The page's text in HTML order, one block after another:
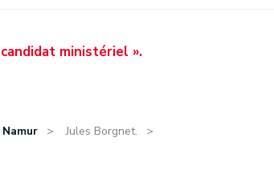
ministériel ».
Jules Borgnet.